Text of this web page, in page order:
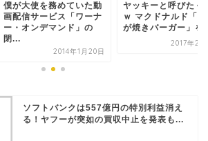
僕が大使を務めていた動
画配信サービス「ワーナ
ー・オンデマンド」の
閉...
2014年1月20日
ヤッキーと呼びたく
ｗ マクドナルド「
が焼きバーガー」を
2017年2
ソフトバンクは557億円の特別利益消え
る！ヤフーが突如の買収中止を発表も...